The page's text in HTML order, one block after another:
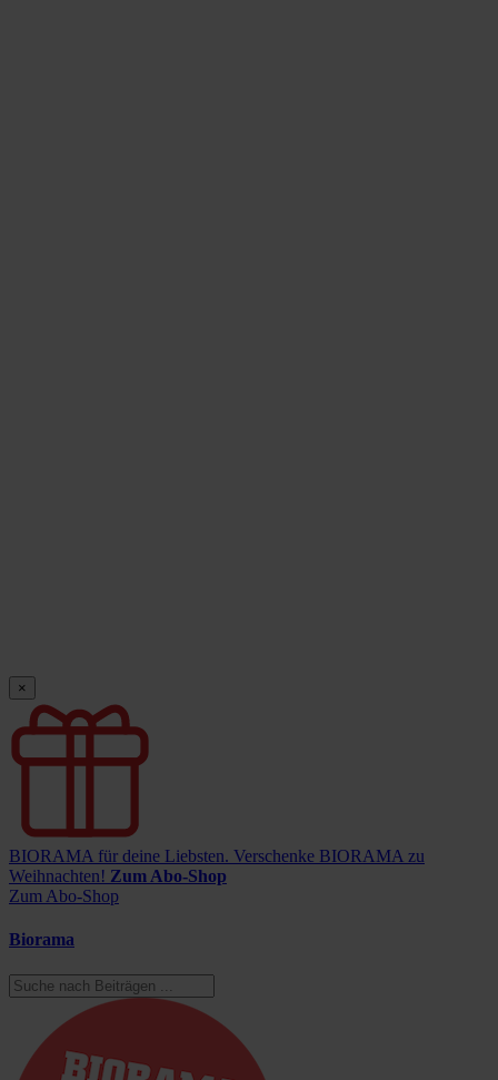
×
BIORAMA für deine Liebsten. Verschenke BIORAMA zu
Weihnachten! Zum Abo-Shop
Zum Abo-Shop
Biorama